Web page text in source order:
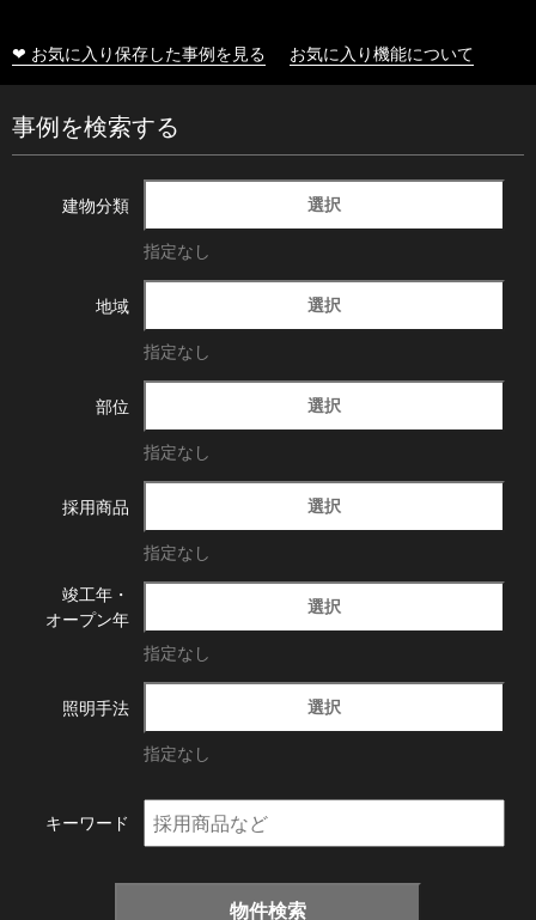
❤ お気に入り保存した事例を見る お気に入り機能について
事例を検索する
建物分類 選択
指定なし
地域 選択
指定なし
部位 選択
指定なし
採用商品 選択
指定なし
竣工年・
オープン年
選択
指定なし
照明手法 選択
指定なし
キーワード
物件検索